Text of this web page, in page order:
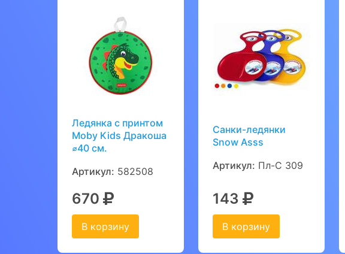
Ледянка с принтом
Moby Kids Дракоша
⌀40 см.
Артикул: 582508
670
В корзину
Санки-ледянки
Snow Asss
Артикул: Пл-С 309
143
В корзину